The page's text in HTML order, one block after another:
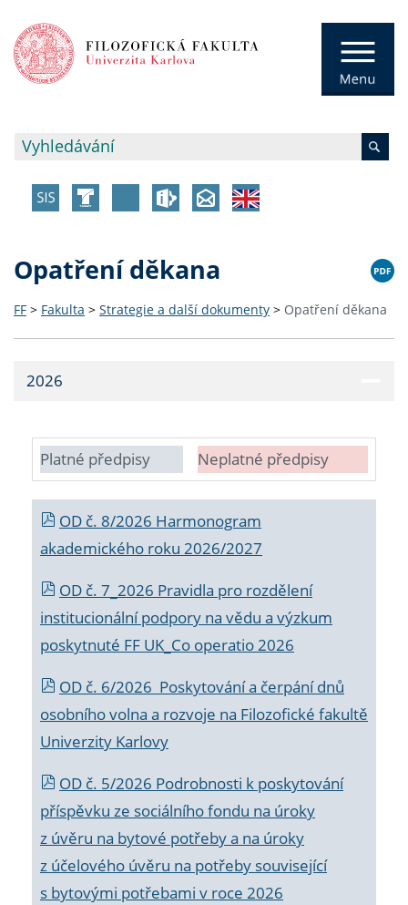
Opatření děkana
FF > Fakulta > Strategie a další dokumenty > Opatření děkana
2026
Platné předpisy Neplatné předpisy
OD č. 8/2026 Harmonogram
akademického roku 2026/2027
OD č. 7_2026 Pravidla pro rozdělení
institucionální podpory na vědu a výzkum
poskytnuté FF UK_Co operatio 2026
OD č. 6/2026 Poskytování a čerpání dnů
osobního volna a rozvoje na Filozofické fakultě
Univerzity Karlovy
OD č. 5/2026 Podrobnosti k poskytování
příspěvku ze sociálního fondu na úroky
z úvěru na bytové potřeby a na úroky
z účelového úvěru na potřeby související
s bytovými potřebami v roce 2026